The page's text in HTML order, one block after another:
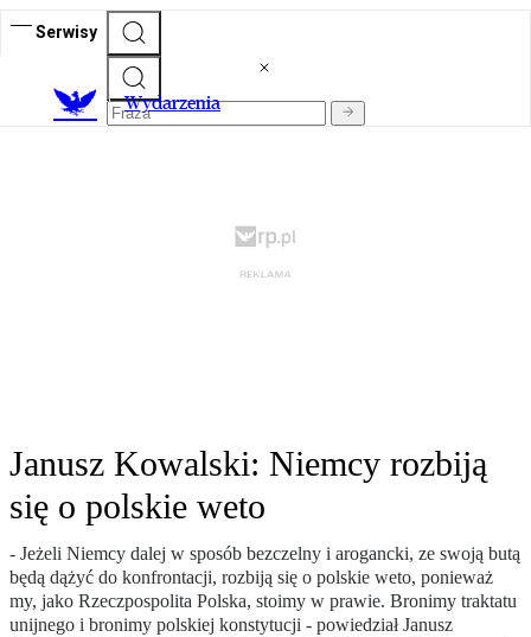
Serwisy
Wydarzenia
Janusz Kowalski: Niemcy rozbiją
się o polskie weto
- Jeżeli Niemcy dalej w sposób bezczelny i arogancki, ze swoją butą
będą dążyć do konfrontacji, rozbiją się o polskie weto, ponieważ
my, jako Rzeczpospolita Polska, stoimy w prawie. Bronimy traktatu
unijnego i bronimy polskiej konstytucji - powiedział Janusz